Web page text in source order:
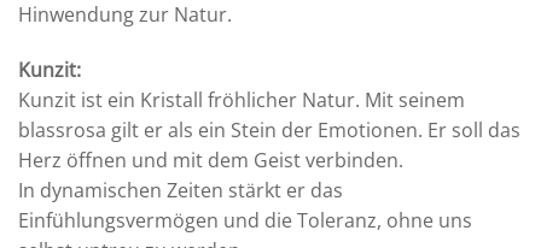
Hinwendung zur Natur.
Kunzit:
Kunzit ist ein Kristall fröhlicher Natur. Mit seinem
blassrosa gilt er als ein Stein der Emotionen. Er soll das
Herz öffnen und mit dem Geist verbinden.
In dynamischen Zeiten stärkt er das
Einfühlungsvermögen und die Toleranz, ohne uns